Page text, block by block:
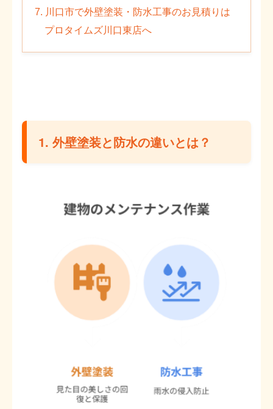
7. 川口市で外壁塗装・防水工事のお見積りは
プロタイムズ川口東店へ
1. 外壁塗装と防水の違いとは？